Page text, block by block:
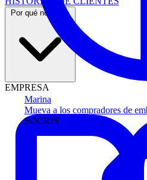
Marina
Mueva a los compradores de
SOCIOS
Por qué nosotros
EMPRESA